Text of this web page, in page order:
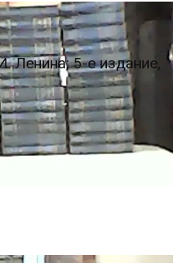
Ленина; 5-е издание,